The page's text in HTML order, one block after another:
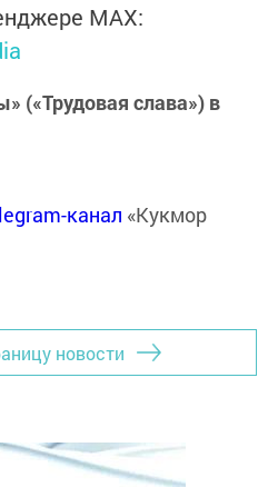
MАХ:
(«Трудовая слава») в
канал «Кукмор
новости